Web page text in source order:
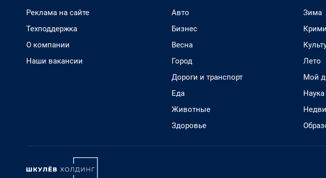
Реклама на сайте
Техподдержка
О компании
Наши вакансии
Авто
Бизнес
Весна
Город
Дороги и транспорт
Еда
Животные
Здоровье
Зима
Лето
Мой
Наука